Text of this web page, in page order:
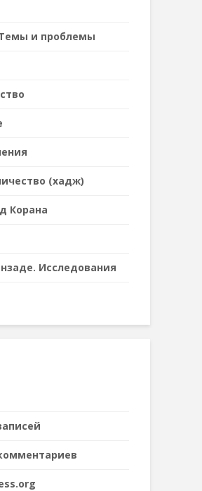
и проблемы
(хадж)
Корана
Исследования